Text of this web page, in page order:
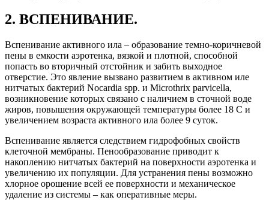
2. ВСПЕНИВАНИЕ.
Вспенивание активного ила – образование темно-коричневой
пены в емкости аэротенка, вязкой и плотной, способной
попасть во вторичный отстойник и забить выходное
отверстие. Это явление вызвано развитием в активном иле
нитчатых бактерий Nocardia spp. и Microthrix parvicella,
возникновение которых связано с наличием в сточной воде
жиров, повышения окружающей температуры более 18 С и
увеличением возраста активного ила более 9 суток.
Вспенивание является следствием гидрофобных свойств
клеточной мембраны. Пенообразование приводит к
накоплению нитчатых бактерий на поверхности аэротенка и
увеличению их популяции. Для устранения пены возможно
хлорное орошение всей ее поверхности и механическое
удаление из системы – как оперативные меры.